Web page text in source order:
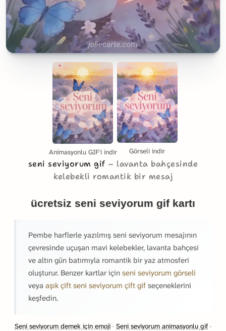
Animasyonlu GIF'i indir Görseli indir
seni seviyorum gif
lavanta bahçesinde
kelebekli romantik bir mesaj
ücretsiz seni seviyorum gif kartı
Pembe harflerle yazılmış seni seviyorum mesajının
çevresinde uçuşan mavi kelebekler, lavanta bahçesi
ve altın gün batımıyla romantik bir yaz atmosferi
oluşturur. Benzer kartlar için seni seviyorum görseli
veya aşık çift seni seviyorum çift gif seçeneklerini
keşfedin.
Seni seviyorum demek için emoji · Seni seviyorum animasyonlu gif ·